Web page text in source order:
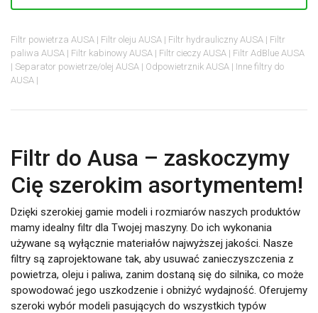
Filtr powietrza AUSA Filtr oleju AUSA Filtr hydrauliczny AUSA
Filtr
paliwa AUSA
Filtr kabinowy AUSA Filtr cieczy AUSA
Filtr AdBlue AUSA
Separator powietrze/olej AUSA
Odpowietrznik AUSA
Inne filtry do
AUSA
Filtr do Ausa – zaskoczymy
Cię szerokim asortymentem!
Dzięki szerokiej gamie modeli i rozmiarów naszych produktów
mamy idealny filtr dla Twojej maszyny. Do ich wykonania
używane są wyłącznie materiałów najwyższej jakości. Nasze
filtry są zaprojektowane tak, aby usuwać zanieczyszczenia z
powietrza, oleju i paliwa, zanim dostaną się do silnika, co może
spowodować jego uszkodzenie i obniżyć wydajność. Oferujemy
szeroki wybór modeli pasujących do wszystkich typów